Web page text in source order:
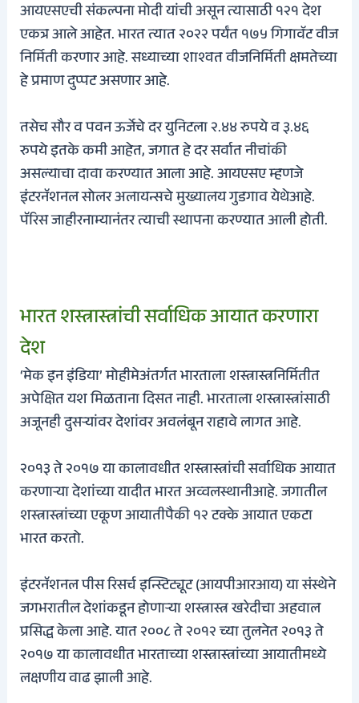
आयएसएची संकल्पना मोदी यांची असून त्यासाठी १२१ देश
एकत्र आले आहेत. भारत त्यात २०२२ पर्यंत १७५ गिगावॅट वीज
निर्मिती करणार आहे. सध्याच्या शाश्वत वीजनिर्मिती क्षमतेच्या
हे प्रमाण दुप्पट असणार आहे.
तसेच सौर व पवन ऊर्जेचे दर युनिटला २.४४ रुपये व ३.४६
रुपये इतके कमी आहेत, जगात हे दर सर्वात नीचांकी
असल्याचा दावा करण्यात आला आहे. आयएसए म्हणजे
इंटरनॅशनल सोलर अलायन्सचे मुख्यालय गुडगाव येथेआहे.
पॅरिस जाहीरनाम्यानंतर त्याची स्थापना करण्यात आली होती.
भारत शस्त्रास्त्रांची सर्वाधिक आयात करणारा
देश
‘मेक इन इंडिया’ मोहीमेअंतर्गत भारताला शस्त्रास्त्रनिर्मितीत
अपेक्षित यश मिळताना दिसत नाही. भारताला शस्त्रास्त्रांसाठी
अजूनही दुसऱ्यांवर देशांवर अवलंबून राहावे लागत आहे.
२०१३ ते २०१७ या कालावधीत शस्त्रास्त्रांची सर्वाधिक आयात
करणाऱ्या देशांच्या यादीत भारत अव्वलस्थानीआहे. जगातील
शस्त्रास्त्रांच्या एकूण आयातीपैकी १२ टक्के आयात एकटा
भारत करतो.
इंटरनॅशनल पीस रिसर्च इन्स्टिट्यूट (आयपीआरआय) या संस्थेने
जगभरातील देशांकडून होणाऱ्या शस्त्रास्त्र खरेदीचा अहवाल
प्रसिद्ध केला आहे. यात २००८ ते २०१२ च्या तुलनेत २०१३ ते
२०१७ या कालावधीत भारताच्या शस्त्रास्त्रांच्या आयातीमध्ये
लक्षणीय वाढ झाली आहे.